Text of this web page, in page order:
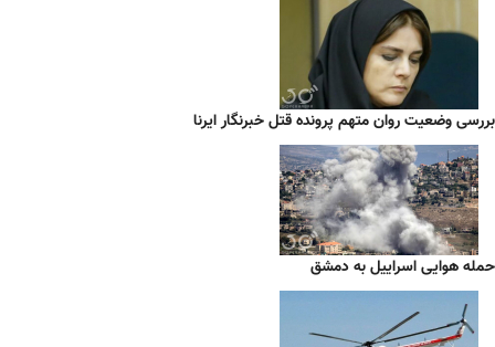
بررسی وضعیت روان متهم پرونده قتل خبرنگار ایرنا
حمله هوایی اسراییل به دمشق